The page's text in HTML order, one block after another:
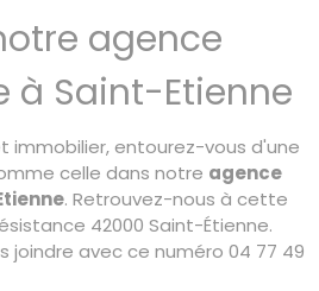
agence
à Saint-Etienne
immobilier, entourez-vous d'une
celle dans notre agence
. Retrouvez-nous à cette
42000 Saint-Étienne.
joindre avec ce numéro 04 77 49